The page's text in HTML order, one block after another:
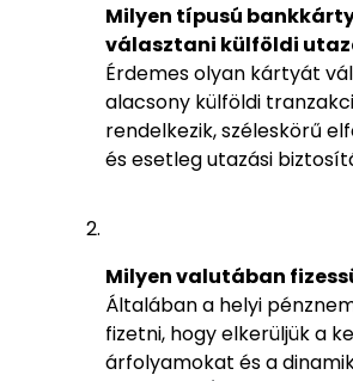
Milyen típusú
választani külföldi
Érdemes olyan kártyát
alacsony külföldi
rendelkezik, széleskörű
és esetleg utazási
Milyen valutában
Általában a helyi
fizetni, hogy elkerüljük a
árfolyamokat és a